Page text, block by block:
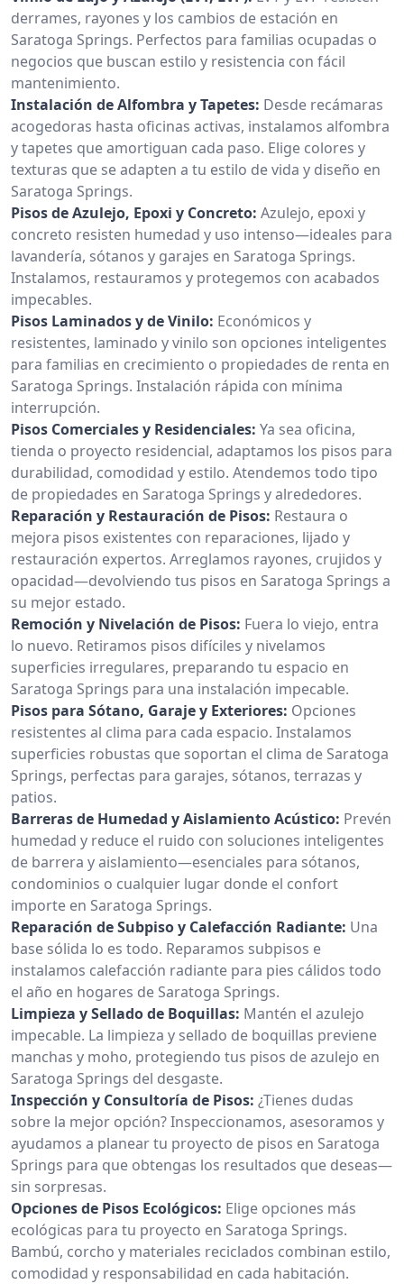
derrames, rayones y los cambios de estación en
Saratoga Springs. Perfectos para familias ocupadas o
negocios que buscan estilo y resistencia con fácil
mantenimiento.
Instalación de Alfombra y Tapetes: Desde recámaras
acogedoras hasta oficinas activas, instalamos alfombra
y tapetes que amortiguan cada paso. Elige colores y
texturas que se adapten a tu estilo de vida y diseño en
Saratoga Springs.
Pisos de Azulejo, Epoxi y Concreto: Azulejo, epoxi y
concreto resisten humedad y uso intenso—ideales para
lavandería, sótanos y garajes en Saratoga Springs.
Instalamos, restauramos y protegemos con acabados
impecables.
Pisos Laminados y de Vinilo: Económicos y
resistentes, laminado y vinilo son opciones inteligentes
para familias en crecimiento o propiedades de renta en
Saratoga Springs. Instalación rápida con mínima
interrupción.
Pisos Comerciales y Residenciales: Ya sea oficina,
tienda o proyecto residencial, adaptamos los pisos para
durabilidad, comodidad y estilo. Atendemos todo tipo
de propiedades en Saratoga Springs y alrededores.
Reparación y Restauración de Pisos: Restaura o
mejora pisos existentes con reparaciones, lijado y
restauración expertos. Arreglamos rayones, crujidos y
opacidad—devolviendo tus pisos en Saratoga Springs a
su mejor estado.
Remoción y Nivelación de Pisos: Fuera lo viejo, entra
lo nuevo. Retiramos pisos difíciles y nivelamos
superficies irregulares, preparando tu espacio en
Saratoga Springs para una instalación impecable.
Pisos para Sótano, Garaje y Exteriores: Opciones
resistentes al clima para cada espacio. Instalamos
superficies robustas que soportan el clima de Saratoga
Springs, perfectas para garajes, sótanos, terrazas y
patios.
Barreras de Humedad y Aislamiento Acústico: Prevén
humedad y reduce el ruido con soluciones inteligentes
de barrera y aislamiento—esenciales para sótanos,
condominios o cualquier lugar donde el confort
importe en Saratoga Springs.
Reparación de Subpiso y Calefacción Radiante: Una
base sólida lo es todo. Reparamos subpisos e
instalamos calefacción radiante para pies cálidos todo
el año en hogares de Saratoga Springs.
Limpieza y Sellado de Boquillas: Mantén el azulejo
impecable. La limpieza y sellado de boquillas previene
manchas y moho, protegiendo tus pisos de azulejo en
Saratoga Springs del desgaste.
Inspección y Consultoría de Pisos: ¿Tienes dudas
sobre la mejor opción? Inspeccionamos, asesoramos y
ayudamos a planear tu proyecto de pisos en Saratoga
Springs para que obtengas los resultados que deseas—
sin sorpresas.
Opciones de Pisos Ecológicos: Elige opciones más
ecológicas para tu proyecto en Saratoga Springs.
Bambú, corcho y materiales reciclados combinan estilo,
comodidad y responsabilidad en cada habitación.